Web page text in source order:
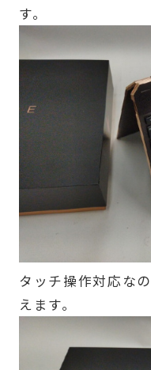
す。
タッチ操作対応な
えます。